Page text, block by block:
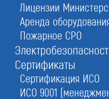
Лицензии
Аренда
Пожарное СРО
Сертификаты
Сертификация ИСО
ИСО 9001
Оставьте заявку прямо
Получить консультацию
При отправке данной формы вы